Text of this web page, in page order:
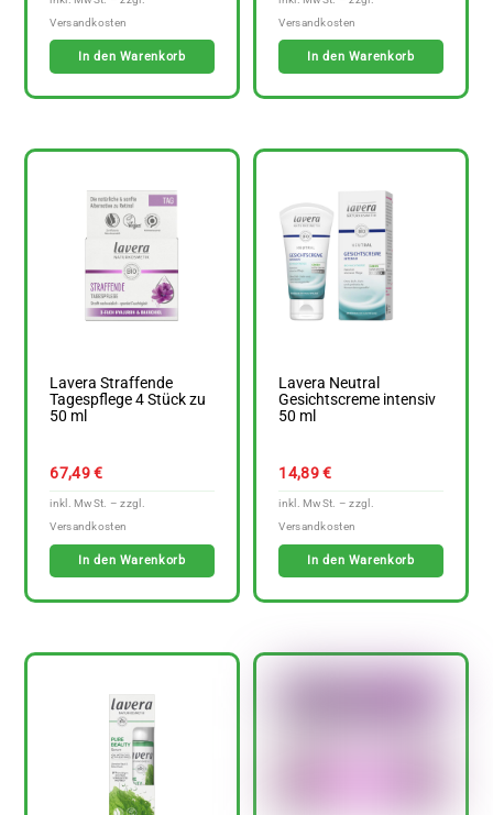
In den Warenkorb In den Warenkorb
Lavera Straffende
Tagespflege 4 Stück zu
50 ml
67,49€
In den Warenkorb
Lavera Neutral
Gesichtscreme intensiv
50 ml
14,89€
In den Warenkorb